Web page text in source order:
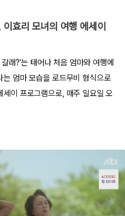
효리 모녀의 여행 에세이
래?'는 태어나 처음 엄마와 여행에
엄마 모습을 로드무비 형식으로
이 프로그램으로, 매주 일요일 오